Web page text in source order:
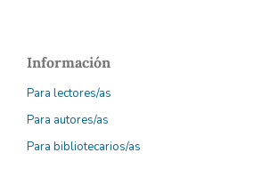
Información
Para lectores/as
Para autores/as
Para bibliotecarios/as